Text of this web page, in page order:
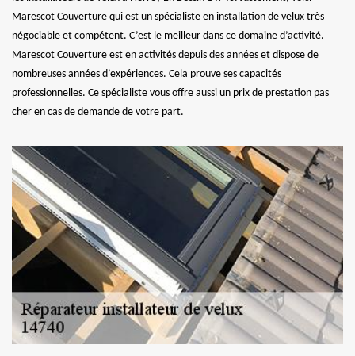
Marescot Couverture qui est un spécialiste en installation de velux très
négociable et compétent. C’est le meilleur dans ce domaine d’activité.
Marescot Couverture est en activités depuis des années et dispose de
nombreuses années d’expériences. Cela prouve ses capacités
professionnelles. Ce spécialiste vous offre aussi un prix de prestation pas
cher en cas de demande de votre part.